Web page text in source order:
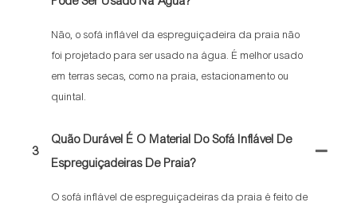
Não, o sofá inflável da espreguiçadeira da praia não
foi projetado para ser usado na água. É melhor usado
em terras secas, como na praia, estacionamento ou
quintal.
3
Quão Durável É O Material Do Sofá Inflável De
Espreguiçadeiras De Praia?
O sofá inflável de espreguiçadeiras da praia é feito de